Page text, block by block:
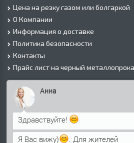
Цена на резку газом или болгаркой
О Компании
Информация о доставке
Политика безопасности
Контакты
Прайс лист на черный
Листовой прокат
Лист г/к
Лист х/к
Просечно-вытяжной лист (ПВЛ)
Лист рифленый
Анна
Здравствуйте!
Я Вас вижу)
. Для жителей